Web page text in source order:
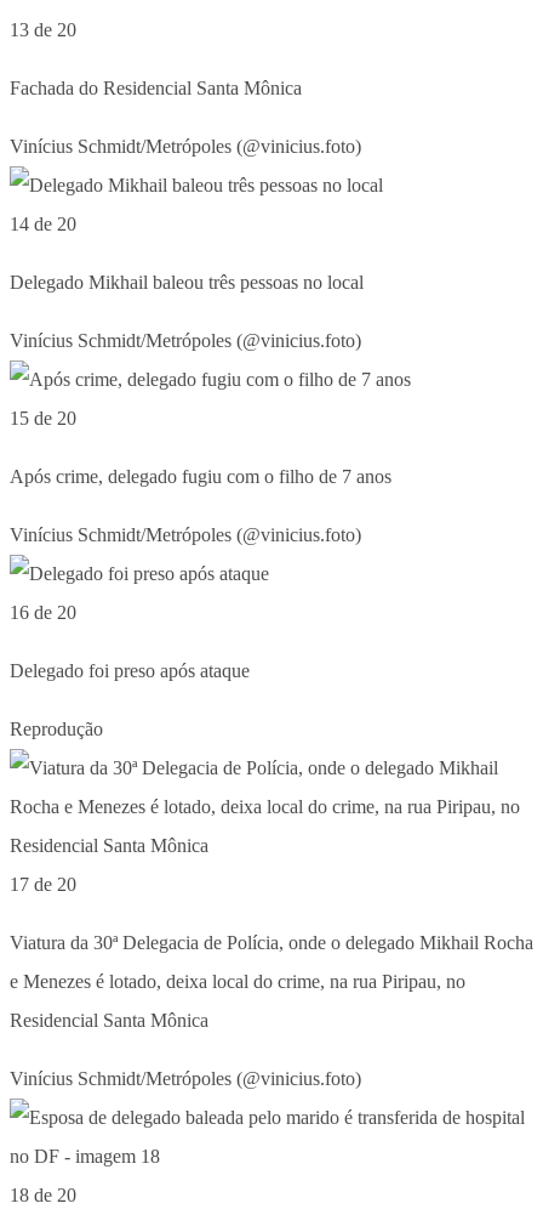
13 de 20
Fachada do Residencial Santa Mônica
Vinícius Schmidt/Metrópoles (@vinicius.foto)
14 de 20
Delegado Mikhail baleou três pessoas no local
Vinícius Schmidt/Metrópoles (@vinicius.foto)
15 de 20
Após crime, delegado fugiu com o filho de 7 anos
Vinícius Schmidt/Metrópoles (@vinicius.foto)
16 de 20
Delegado foi preso após ataque
Reprodução
17 de 20
Viatura da 30ª Delegacia de Polícia, onde o delegado Mikhail Rocha
e Menezes é lotado, deixa local do crime, na rua Piripau, no
Residencial Santa Mônica
Vinícius Schmidt/Metrópoles (@vinicius.foto)
18 de 20